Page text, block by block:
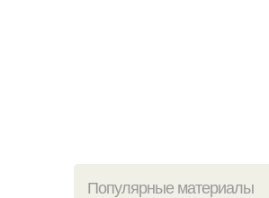
Популярные материалы